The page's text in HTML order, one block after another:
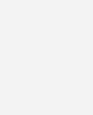
I, die
über die
um ihr altes
Praxisteil wird